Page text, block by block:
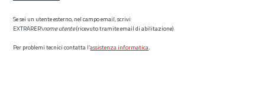
Se sei un utente esterno, nel campo email, scrivi
EXTRARER\nome utente(ricevuto tramite email di abilitazione)
Per problemi tecnici contatta l’assistenza informatica.